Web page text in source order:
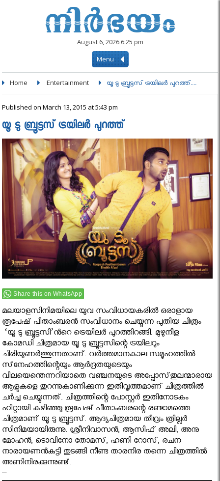
August 6, 2026 6:25 pm
Menu
Home Entertainment യൂ ടു ബ്രൂട്ടസ് ട്രയിലര്‍ പുറത്ത്....
Published on March 13, 2015 at 5:43 pm
യൂ ടു ബ്രൂട്ടസ് ട്രയിലര്‍ പുറത്ത്
Share this on WhatsApp
മലയാളസിനിമയിലെ യുവ സംവിധായകരില്‍ ഒരാളായ
രൂപേഷ്‌ പീതാംബരന്‍ സംവിധാനം ചെയ്യുന്ന പുതിയ ചിത്രം
‘യൂ ടു ബ്രൂട്ടസി’ൻറെ ട്രെയിലർ പുറത്തിറങ്ങി. മുഴുനീള
കോമഡി ചിത്രമായ യൂ ടു ബ്രൂട്ടസിന്റെ ട്രയിലറും
ചിരിയുണര്‍ത്തുന്നതാണ്. വര്‍ത്തമാനകാല സമൂഹത്തില്‍
സ്‌നേഹത്തിന്റെയും ആര്‍ദ്രതയുടെയും
വിലയെന്തെന്നറിയാതെ വഞ്ചനയുടെ അപ്പോസ്‌തുലന്മാരായ
ആളുകളെ തുറന്നുകാണിക്കുന്ന ഇതിവൃത്തമാണ്‌ ചിത്രത്തില്‍
ചര്‍ച്ച ചെയ്യുന്നത്‌. ചിത്രത്തിന്റെ പോസ്റ്റര്‍ ഇതിനോടകം
ഹിറ്റായി കഴിഞ്ഞു.രൂപേഷ് പീതാംബരന്റെ രണ്ടാമത്തെ
ചിത്രമാണ് യൂ ടു ബ്രൂട്ടസ്. ആദ്യചിത്രമായ തീവ്രം ത്രില്ലര്‍
സിനിമയായിരുന്നു. ശ്രീനിവാസന്‍, ആസിഫ് അലി, അനു
മോഹന്‍, ടൊവിനോ തോമസ്, ഹണി റോസ്, രചന
നാരായണന്‍കുട്ടി തുടങ്ങി നീണ്ട താരനിര തന്നെ ചിത്രത്തിൽ
അണിനിരക്കുന്നുണ്ട്.
–